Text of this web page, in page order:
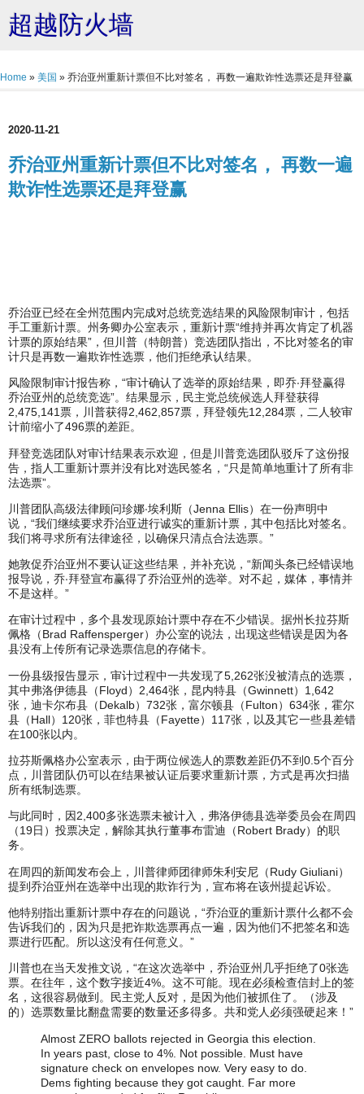
超越防火墙
Home » 美国 » 乔治亚州重新计票但不比对签名， 再数一遍欺诈性选票还是拜登赢
2020-11-21
乔治亚州重新计票但不比对签名， 再数一遍
欺诈性选票还是拜登赢
乔治亚已经在全州范围内完成对总统竞选结果的风险限制审计，包括
手工重新计票。州务卿办公室表示，重新计票“维持并再次肯定了机器
计票的原始结果”，但川普（特朗普）竞选团队指出，不比对签名的审
计只是再数一遍欺诈性选票，他们拒绝承认结果。
风险限制审计报告称，“审计确认了选举的原始结果，即乔‧拜登赢得
乔治亚州的总统竞选”。结果显示，民主党总统候选人拜登获得
2,475,141票，川普获得2,462,857票，拜登领先12,284票，二人较审
计前缩小了496票的差距。
拜登竞选团队对审计结果表示欢迎，但是川普竞选团队驳斥了这份报
告，指人工重新计票并没有比对选民签名，“只是简单地重计了所有非
法选票”。
川普团队高级法律顾问珍娜‧埃利斯（Jenna Ellis）在一份声明中
说，“我们继续要求乔治亚进行诚实的重新计票，其中包括比对签名。
我们将寻求所有法律途径，以确保只清点合法选票。”
她敦促乔治亚州不要认证这些结果，并补充说，“新闻头条已经错误地
报导说，乔‧拜登宣布赢得了乔治亚州的选举。对不起，媒体，事情并
不是这样。”
在审计过程中，多个县发现原始计票中存在不少错误。据州长拉芬斯
佩格（Brad Raffensperger）办公室的说法，出现这些错误是因为各
县没有上传所有记录选票信息的存储卡。
一份县级报告显示，审计过程中一共发现了5,262张没被清点的选票，
其中弗洛伊德县（Floyd）2,464张，昆内特县（Gwinnett）1,642
张，迪卡尔布县（Dekalb）732张，富尔顿县（Fulton）634张，霍尔
县（Hall）120张，菲也特县（Fayette）117张，以及其它一些县差错
在100张以内。
拉芬斯佩格办公室表示，由于两位候选人的票数差距仍不到0.5个百分
点，川普团队仍可以在结果被认证后要求重新计票，方式是再次扫描
所有纸制选票。
与此同时，因2,400多张选票未被计入，弗洛伊德县选举委员会在周四
（19日）投票决定，解除其执行董事布雷迪（Robert Brady）的职
务。
在周四的新闻发布会上，川普律师团律师朱利安尼（Rudy Giuliani）
提到乔治亚州在选举中出现的欺诈行为，宣布将在该州提起诉讼。
他特别指出重新计票中存在的问题说，“乔治亚的重新计票什么都不会
告诉我们的，因为只是把诈欺选票再点一遍，因为他们不把签名和选
票进行匹配。所以这没有任何意义。”
川普也在当天发推文说，“在这次选举中，乔治亚州几乎拒绝了0张选
票。在往年，这个数字接近4%。这不可能。现在必须检查信封上的签
名，这很容易做到。民主党人反对，是因为他们被抓住了。（涉及
的）选票数量比翻盘需要的数量还多得多。共和党人必须强硬起来！”
Almost ZERO ballots rejected in Georgia this election.
In years past, close to 4%. Not possible. Must have
signature check on envelopes now. Very easy to do.
Dems fighting because they got caught. Far more